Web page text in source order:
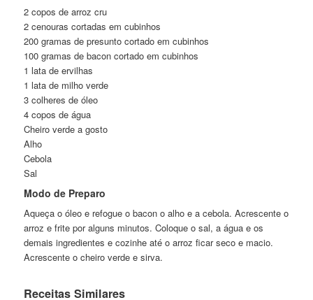
2 copos de arroz cru
2 cenouras cortadas em cubinhos
200 gramas de presunto cortado em cubinhos
100 gramas de bacon cortado em cubinhos
1 lata de ervilhas
1 lata de milho verde
3 colheres de óleo
4 copos de água
Cheiro verde a gosto
Alho
Cebola
Sal
Modo de Preparo
Aqueça o óleo e refogue o bacon o alho e a cebola. Acrescente o
arroz e frite por alguns minutos. Coloque o sal, a água e os
demais ingredientes e cozinhe até o arroz ficar seco e macio.
Acrescente o cheiro verde e sirva.
Receitas Similares